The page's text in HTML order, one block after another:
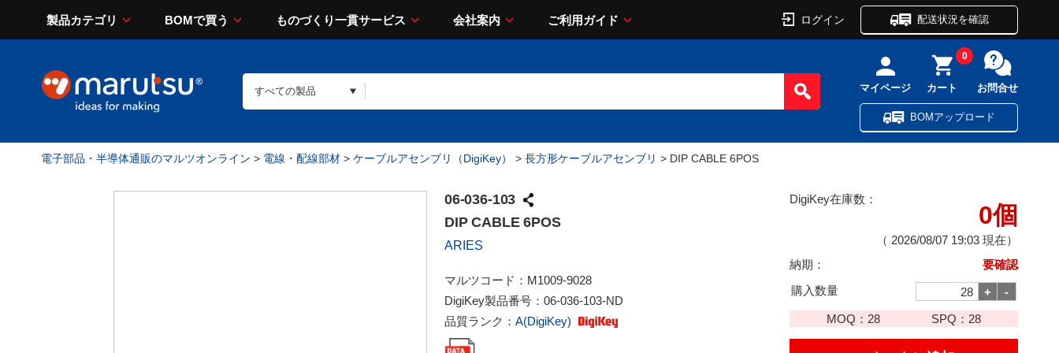
製品カテゴリ BOMで買う ものづくり一貫サービス 会社案内 ご利用ガイド ログイン 配送状況を確認
マイページ カート
0
お問合せ
BOMアップロード
電子部品・半導体通販のマルツオンライン > 電線・配線部材 > ケーブルアセンブリ（DigiKey） > 長方形ケーブルアセンブリ > DIP CABLE 6POS
06-036-103
DIP CABLE 6POS
ARIES
マルツコード： M1009-9028
DigiKey製品番号： 06-036-103-ND
品質ランク： A(DigiKey)
DigiKey在庫数：
0個
（ 2026/08/07 19:03 現在）
納期：
要確認
購入数量
MOQ： 28 SPQ： 28